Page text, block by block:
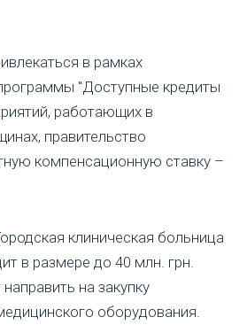
в рамках
"Доступные кредиты
работающих в
правительство
компенсационную ставку –
клиническая больница
в размере до 40 млн. грн.
на закупку
оборудования.